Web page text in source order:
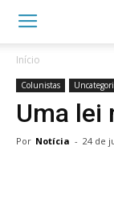
Início
Colunistas
Uma lei
Por Notícia - 24 de